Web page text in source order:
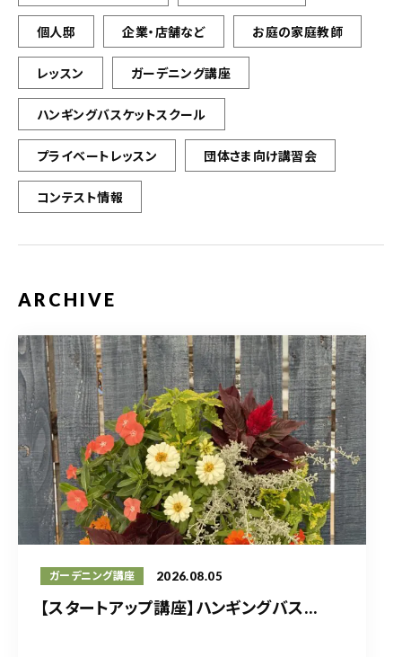
個人邸 企業・店舗など お庭の家庭教師
レッスン ガーデニング講座
ハンギングバスケットスクール
プライベートレッスン 団体さま向け講習会
コンテスト情報
ARCHIVE
ガーデニング講座 2026.08.05
【スタートアップ講座】ハンギングバス...